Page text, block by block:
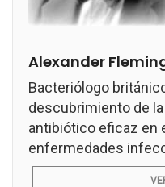
Alexander
Bacteriólogo
descubrimiento de
antibiótico eficaz en
enfermedades